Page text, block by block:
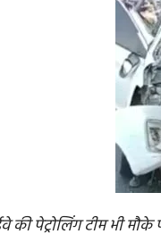
की पेट्रोलिंग टीम भी